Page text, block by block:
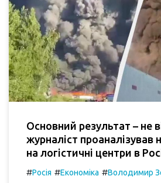
Основний результат – не
журналіст проаналізував
на логістичні центри в
#Росія #Економіка #Володимир